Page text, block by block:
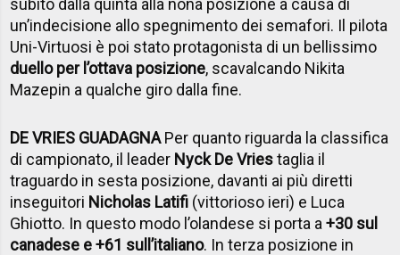
un’indecisione allo spegnimento dei semafori. Il pilota
Uni-Virtuosi è poi stato protagonista di un bellissimo
duello per l’ottava posizione, scavalcando Nikita
Mazepin a qualche giro dalla fine.
DE VRIES GUADAGNAPer quanto riguarda la classifica
di campionato, il leader Nyck De Vriestaglia il
traguardo in sesta posizione, davanti ai più diretti
inseguitori Nicholas Latifi (vittorioso ieri) e Luca
Ghiotto. In questo modo l’olandese si porta a+30 sul
canadese e +61 sull’italiano. In terza posizione in